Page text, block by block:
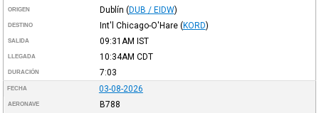
ORIGEN Dublín (DUB / EIDW)
DESTINO Int'l Chicago-O'Hare (KORD)
SALIDA 09:31AM IST
LLEGADA 10:34AM CDT
DURACIÓN 7:03
FECHA 03-08-2026
AERONAVE B788